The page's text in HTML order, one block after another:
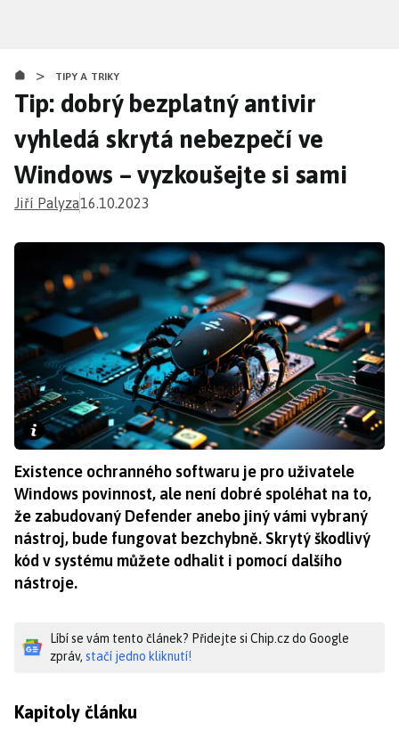
obsahu
> TIPY A TRIKY
Tip: dobrý bezplatný antivir
vyhledá skrytá nebezpečí ve
Windows – vyzkoušejte si sami
Jiří Palyza16.10.2023
Existence ochranného softwaru je pro uživatele
Windows povinnost, ale není dobré spoléhat na to,
že zabudovaný Defender anebo jiný vámi vybraný
nástroj, bude fungovat bezchybně. Skrytý škodlivý
kód v systému můžete odhalit i pomocí dalšího
nástroje.
Líbí se vám tento článek? Přidejte si Chip.cz do Google
zpráv, stačí jedno kliknutí!
Kapitoly článku